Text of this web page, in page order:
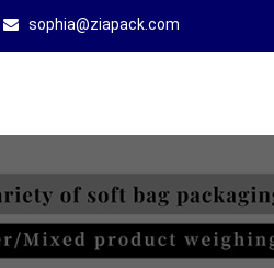
sophia@ziapack.com